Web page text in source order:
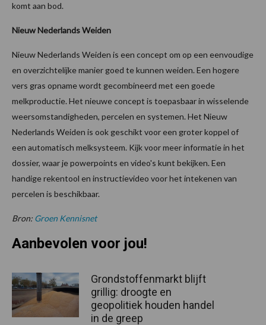
komt aan bod.
Nieuw Nederlands Weiden
Nieuw Nederlands Weiden is een concept om op een eenvoudige
en overzichtelijke manier goed te kunnen weiden. Een hogere
vers gras opname wordt gecombineerd met een goede
melkproductie. Het nieuwe concept is toepasbaar in wisselende
weersomstandigheden, percelen en systemen. Het Nieuw
Nederlands Weiden is ook geschikt voor een groter koppel of
een automatisch melksysteem. Kijk voor meer informatie in het
dossier, waar je powerpoints en video's kunt bekijken. Een
handige rekentool en instructievideo voor het intekenen van
percelen is beschikbaar.
Bron: Groen Kennisnet
Aanbevolen voor jou!
Grondstoffenmarkt blijft
grillig: droogte en
geopolitiek houden handel
in de greep